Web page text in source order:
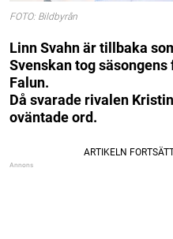
FOTO: Bildbyrån
Linn Svahn är tillbaka
Svenskan tog
Falun.
Då svarade rivalen
oväntade ord.